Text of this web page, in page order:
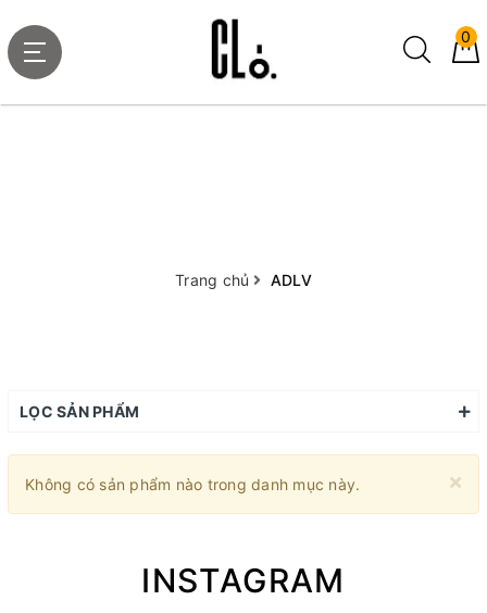
0
Trang chủ ADLV
LỌC SẢN PHẨM
×
Không có sản phẩm nào trong danh mục này.
INSTAGRAM